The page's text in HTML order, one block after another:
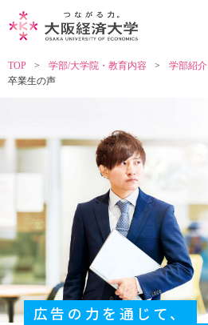
TOP 学部/大学院・教育内容 学部紹介
卒業生の声
広告の力を通じて、